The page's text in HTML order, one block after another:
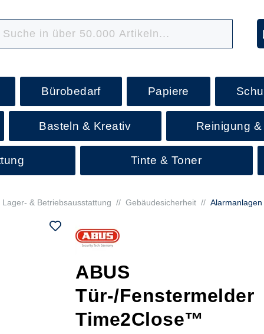
Bürobedarf Papiere
Basteln & Kreativ Reinigung
Tinte & Toner
Lager- & Betriebsausstattung // Gebäudesicherheit // Alarmanlagen
ABUS
Tür-/Fenstermelder
Time2Close™